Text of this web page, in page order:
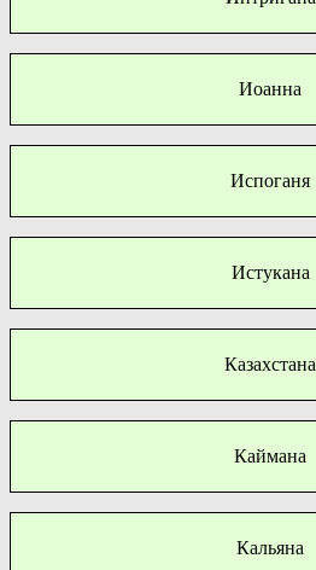
Иоанна
Испоганя
Истукана
Казахстана
Каймана
Кальяна